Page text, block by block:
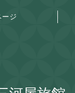
ージ